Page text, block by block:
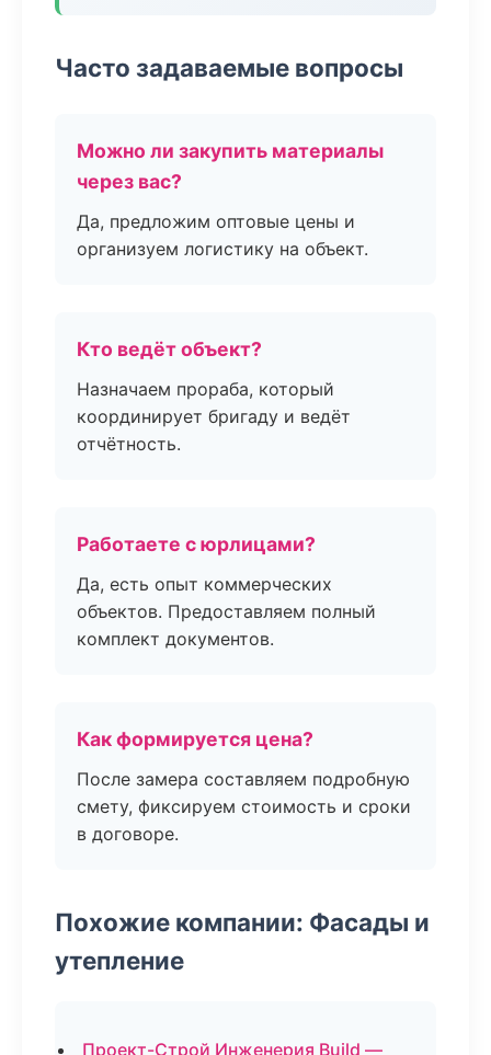
Часто задаваемые вопросы
Можно ли закупить материалы
через вас?
Да, предложим оптовые цены и
организуем логистику на объект.
Кто ведёт объект?
Назначаем прораба, который
координирует бригаду и ведёт
отчётность.
Работаете с юрлицами?
Да, есть опыт коммерческих
объектов. Предоставляем полный
комплект документов.
Как формируется цена?
После замера составляем подробную
смету, фиксируем стоимость и сроки
в договоре.
Похожие компании: Фасады и
утепление
Проект-Строй Инженерия Build —